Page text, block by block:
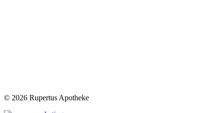
© 2026 Rupertus Apotheke